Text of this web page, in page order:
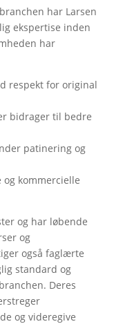
har Larsen
ekspertise inden
har
respekt for original
bidrager til bedre
patinering og
kommercielle
og har løbende
og
også faglærte
standard og
Deres
og videregive